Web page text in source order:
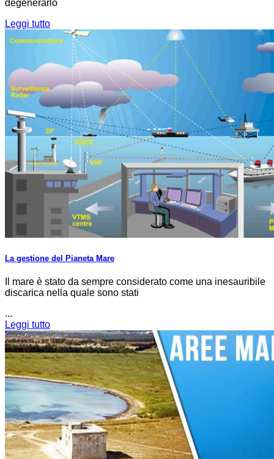
degenerarlo
Leggi tutto
La gestione del Pianeta Mare
Il mare è stato da sempre considerato come una inesauribile
discarica nella quale sono stati
...
Leggi tutto